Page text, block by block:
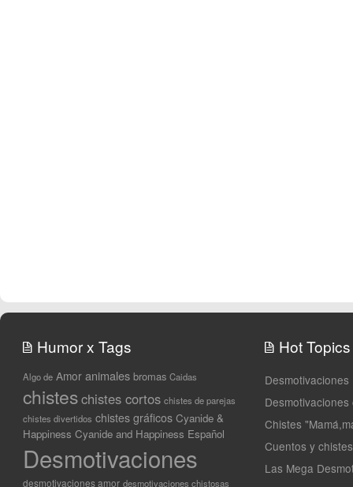
Humor x Tags
Algo de Amor animales bromas Caidas
chisteschistes cortos chistes de parejas
chistes divertidos chistes gráficos Cyanide &
Happiness Cyanide and Happiness Español
Desmotivaciones
desmotivaciones amor desmotivaciones chistosas
Hot Topics
Desmotivaciones
Chistes
Cuentos y
Las Mega